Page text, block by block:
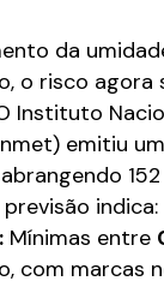
da
o risco agora
Instituto
emitiu
indica:
Mínimas entre
com marcas